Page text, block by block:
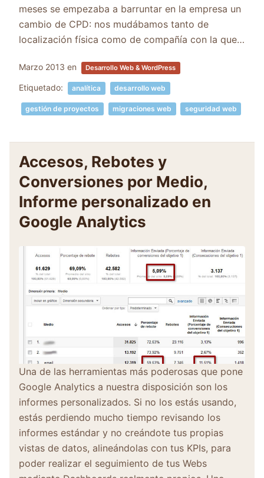
meses se empezaba a barruntar en la empresa un
cambio de CPD: nos mudábamos tanto de
localización física como de compañía con la que…
Marzo 2013 en Desarrollo Web & WordPress
Etiquetado: analítica desarrollo web
gestión de proyectos migraciones web seguridad web
Accesos, Rebotes y
Conversiones por Medio,
Informe personalizado en
Google Analytics
Una de las herramientas más poderosas que pone
Google Analytics a nuestra disposición son los
informes personalizados. Si no los estás usando,
estás perdiendo mucho tiempo revisando los
informes estándar y no creándote tus propias
vistas de datos, alineándolas con tus KPIs, para
poder realizar el seguimiento de tus Webs